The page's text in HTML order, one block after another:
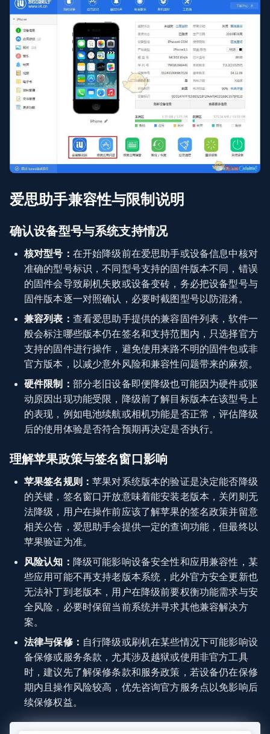
爱思助手兼容性与限制说明
确认设备型号与系统支持情况
核对型号： 在开始降级前在爱思助手或设备信息中核对
准确的型号标识，不同型号支持的固件版本不同，错误
的固件会导致刷机失败或设备变砖，务必把设备型号与
固件版本逐一对照确认，必要时截图型号以防混淆。
兼容列表： 查看爱思助手提供的兼容固件列表，软件一
般会标注哪些版本仍在签名和支持范围内，只选择官方
支持的固件进行操作，避免使用来路不明的固件包或非
官方版本，以减少意外风险和兼容性问题带来的麻烦。
硬件限制： 部分老旧设备即便降级也可能因为硬件或驱
动原因出现功能受限，降级前了解目标版本在该型号上
的表现，例如电池续航或相机功能是否正常，评估降级
后的使用体验是否符合预期再决定是否执行。
理解苹果政策与签名窗口影响
苹果签名规则：苹果对系统版本的验证是决定能否降级
的关键，签名窗口开放意味着能安装老版本，关闭则无
法降级，用户在操作前应该了解苹果的签名政策并留意
相关公告，爱思助手会提供一定的查询功能，但最终以
苹果验证为准。
风险认知： 降级可能影响设备安全性和应用兼容性，某
些应用可能不再支持老版本系统，此外官方安全更新也
无法补丁到老版本，用户在降级前要权衡功能需求与安
全风险，必要时保留当前系统并寻求其他兼容解决方
案。
法律与保修： 自行降级或刷机在某些情况下可能影响设
备保修或服务条款，尤其涉及越狱或使用非官方工具
时，建议先了解保修条款和服务政策，若设备仍在保修
期内且操作风险较高，优先咨询官方服务点以免影响后
续保修权益。